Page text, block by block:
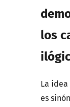
los
La
es